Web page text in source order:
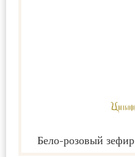
Бело-розовый зефир